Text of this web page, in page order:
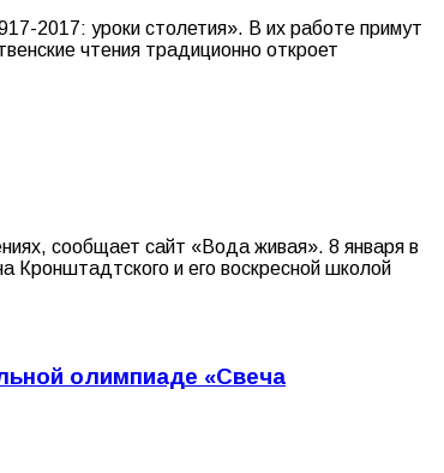
2017: уроки столетия». В их работе примут
чтения традиционно откроет
сообщает сайт «Вода живая». 8 января в
Кронштадтского и его воскресной школой
олимпиаде «Свеча